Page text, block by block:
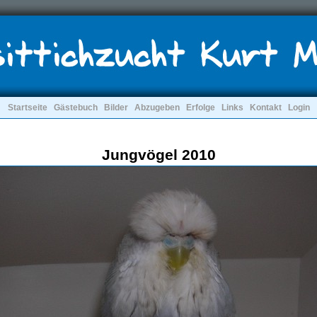
Startseite Gästebuch Bilder AbzugebenErfolge Links Kontakt Login
Jungvögel 2010